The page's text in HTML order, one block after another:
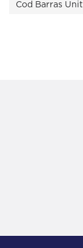
Cod Barras